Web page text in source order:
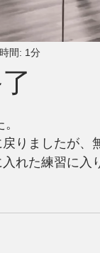
間: 1分
りましたが、
れた練習に入